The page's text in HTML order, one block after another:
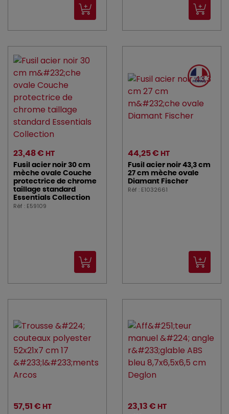
23,48 € HT
Fusil acier noir 30 cm
mèche ovale Couche
protectrice de chrome
taillage standard
Essentials Collection
Réf : E59109
44,25 € HT
Fusil acier noir 43,3 cm
27 cm mèche ovale
Diamant Fischer
Réf : E1032661
57,51 € HT
23,13 € HT